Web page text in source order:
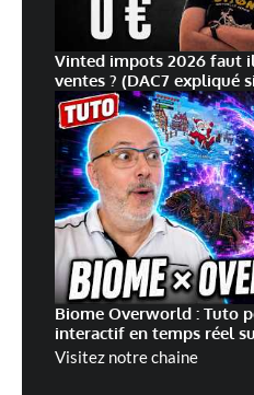
Vinted impots 2026 faut
ventes ? (DAC7 expliqué
Biome Overworld : Tuto
interactif en temps réel
Visitez notre chaine